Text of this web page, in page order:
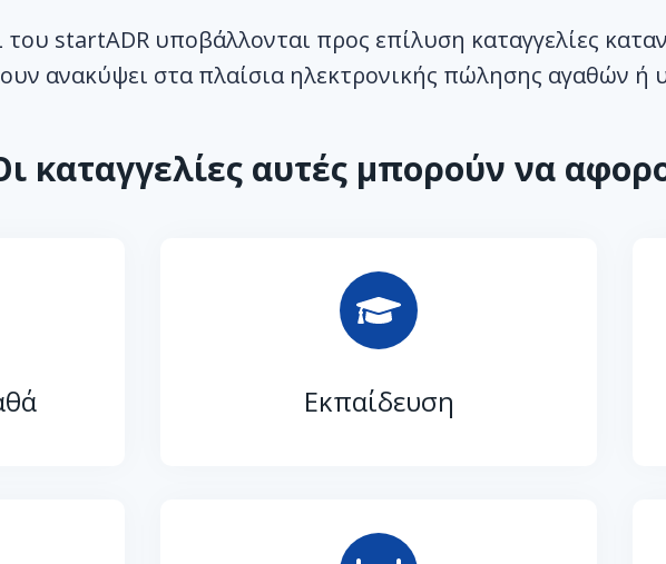
startADR υποβάλλονται προς επίλυση καταγγελίες
ανακύψει στα πλαίσια ηλεκτρονικής πώλησης αγαθών ή
καταγγελίες αυτές μπορούν να
Εκπαίδευση